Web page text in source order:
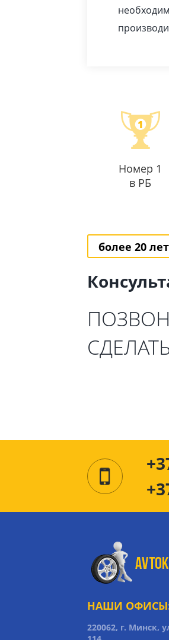
Номер 1
в РБ
более 20
НАШИ
220062, г. Минск,